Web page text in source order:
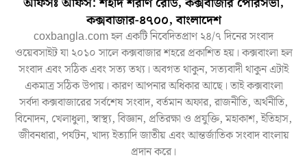
কক্সবাজার-৪৭০০, বাংলাদেশ
coxbangla.com হল একটি নিবেদিতপ্রাণ ২৪/৭ দিনের সংবাদ
ওয়েবসাইট যা ২০১০ সালে কক্সবাজার শহরে প্রকাশিত হয়। কক্সবাংলা হল
সংবাদ এবং সঠিক এবং সত্য তথ্য। অবগত থাকুন, সত্যবাদী থাকুন এটাই
একমাত্র সঠিক উপায়। কারণ আপনার অধিকার আছে। তাই কক্সবাংলা
সর্বদা কক্সবাজারের সর্বশেষ সংবাদ, বর্তমান অফার, রাজনীতি, অর্থনীতি,
বিনোদন, খেলাধুলা, স্বাস্থ্য, বিজ্ঞান, প্রতিরক্ষা ও প্রযুক্তি, মহাকাশ, ইতিহাস,
জীবনধারা, পর্যটন, খাদ্য ইত্যাদি জাতীয় এবং আন্তর্জাতিক সংবাদ বাংলায়
প্রদান করে।